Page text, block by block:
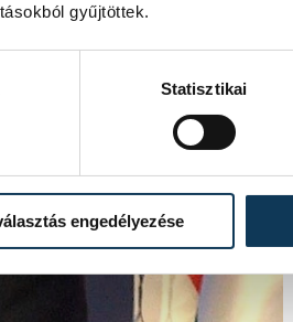
gyűjtöttek.
Statisztikai
engedélyezése